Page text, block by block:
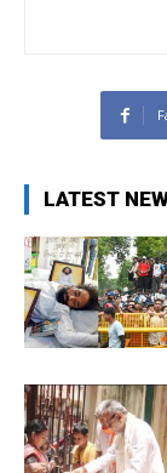
LATEST